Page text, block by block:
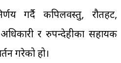
गर्दै कपिलवस्तु, रौतहट,
र रुपन्देहीका सहायक
गरेको हो।